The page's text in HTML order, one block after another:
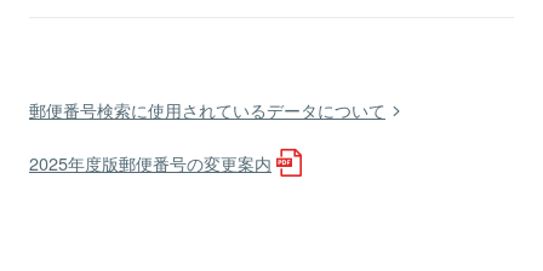
郵便番号検索に使用されているデータについて
2025年度版郵便番号の変更案内